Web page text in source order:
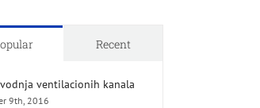
Recent
ventilacionih kanala
9th, 2016